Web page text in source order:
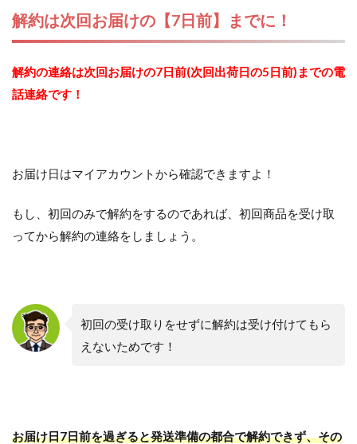
解約は次回お届けの【7日前】までに！
解約の連絡は次回お届けの7日前(次回出荷日の5日前)までの電
話連絡です！
お届け日はマイアカウントから確認できますよ！
もし、初回のみで解約をするのであれば、初回商品を受け取
ってから解約の連絡をしましょう。
初回の受け取りをせずに解約は受け付けてもら
えないためです！
お届け日7日前を過ぎると発送準備の都合で解約できず、その